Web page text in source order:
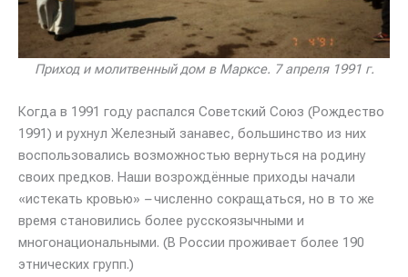
Приход и молитвенный дом в Марксе. 7 апреля 1991 г.
Когда в 1991 году распался Советский Союз (Рождество
1991) и рухнул Железный занавес, большинство из них
воспользовались возможностью вернуться на родину
своих предков. Наши возрождённые приходы начали
«истекать кровью» –численно сокращаться, но в то же
время становились более русскоязычными и
многонациональными. (В России проживает более 190
этнических групп.)